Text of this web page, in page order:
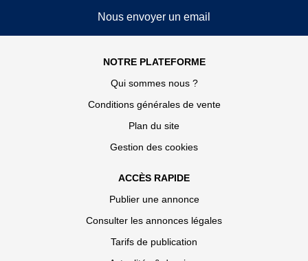
Nous envoyer un email
NOTRE PLATEFORME
Qui sommes nous ?
Conditions générales de vente
Plan du site
Gestion des cookies
ACCÈS RAPIDE
Publier une annonce
Consulter les annonces légales
Tarifs de publication